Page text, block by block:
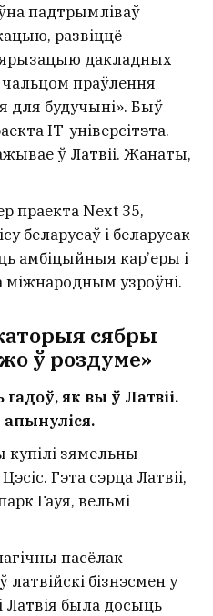
падтрымліваў
развіццё
дакладных
чальцом праўлення
для будучыні». Быў
ІТ-універсітэта.
ў Латвіі. Жанаты,
праекта Next 35,
беларусаў і беларусак
амбіцыйныя кар’еры і
міжнародным узроўні.
сябры
ў роздуме»
як вы ў Латвіі.
зямельны
Гэта сэрца Латвіі,
Гауя, вельмі
пасёлак
бізнэсмен у
Латвія была досыць